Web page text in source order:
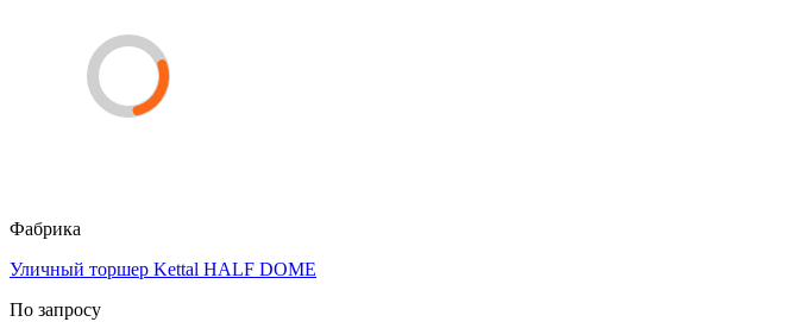
Фабрика
Уличный торшер Kettal HALF DOME
По запросу